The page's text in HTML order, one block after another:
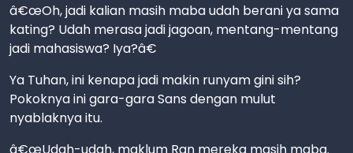
â€œOh, jadi kalian masih maba udah berani ya sama
kating? Udah merasa jadi jagoan, mentang-mentang
jadi mahasiswa? Iya?â€
Ya Tuhan, ini kenapa jadi makin runyam gini sih?
Pokoknya ini gara-gara Sans dengan mulut
nyablaknya itu.
â€œUdah-udah, maklum Ran mereka masih maba.